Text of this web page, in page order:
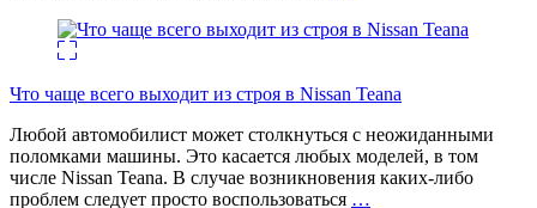
Что чаще всего выходит из строя в Nissan Teana
Любой автомобилист может столкнуться с неожиданными
поломками машины. Это касается любых моделей, в том
числе Nissan Teana. В случае возникновения каких-либо
проблем следует просто воспользоваться …